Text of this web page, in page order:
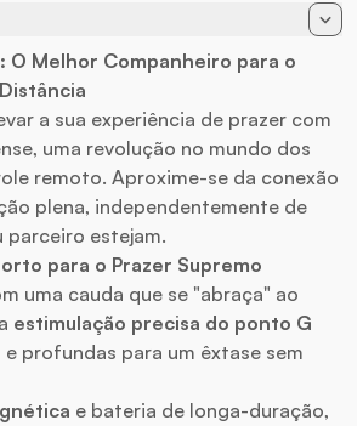
O Melhor Companheiro para o
a sua experiência de prazer com
uma revolução no mundo dos
remoto. Aproxime-se da conexão
plena, independentemente de
parceiro estejam.
para o Prazer Supremo
uma cauda que se "abraça" ao
estimulação precisa do ponto G
profundas para um êxtase sem
e bateria de longa-duração,